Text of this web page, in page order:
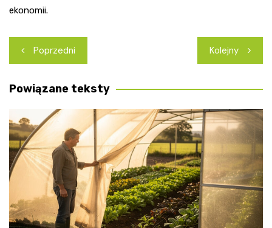
ekonomii.
Nawigacja
wpisu
Poprzedni Kolejny
Powiązane teksty